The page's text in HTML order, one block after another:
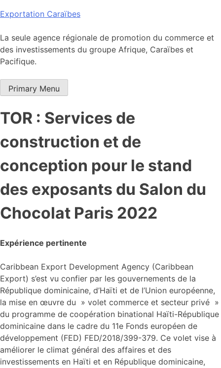
Skip
content
Exportation Caraïbes
La seule agence régionale de promotion du commerce et
des investissements du groupe Afrique, Caraïbes et
Pacifique.
Primary Menu
TOR : Services de
construction et de
conception pour le stand
des exposants du Salon du
Chocolat Paris 2022
Expérience pertinente
Caribbean Export Development Agency (Caribbean
Export) s’est vu confier par les gouvernements de la
République dominicaine, d’Haïti et de l’Union européenne,
la mise en œuvre du » volet commerce et secteur privé »
du programme de coopération binational Haïti-République
dominicaine dans le cadre du 11e Fonds européen de
développement (FED) FED/2018/399-379. Ce volet vise à
améliorer le climat général des affaires et des
investissements en Haïti et en République dominicaine,